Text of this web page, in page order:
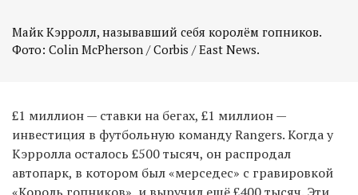
Майк Кэрролл, называвший себя королём гопников.
Фото: Colin McPherson / Corbis / East News.
£1 миллион — ставки на бегах, £1 миллион —
инвестиция в футбольную команду Rangers. Когда у
Кэрролла осталось £500 тысяч, он распродал
автопарк, в котором был «мерседес» с гравировкой